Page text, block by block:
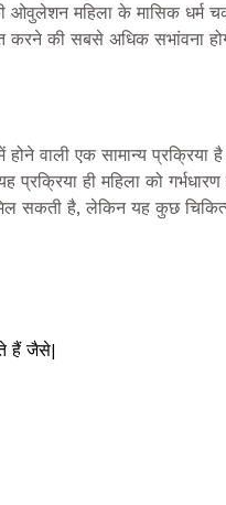
ओवुलेशन महिला के मासिक धर्म
करने की सबसे अधिक सभांवना
वाली एक सामान्य प्रक्रिया है
प्रक्रिया ही महिला को
सकती है, लेकिन यह कुछ
हैं जैसे|